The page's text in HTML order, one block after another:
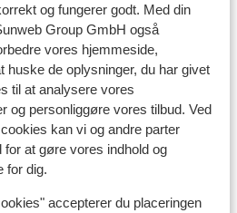
og fungerer godt. Med din
Group GmbH også
vores hjemmeside,
de oplysninger, du har givet
til at analysere vores
og personliggøre vores tilbud. Ved
kan vi og andre parter
at gøre vores indhold og
for dig.
accepterer du placeringen
& Wellness